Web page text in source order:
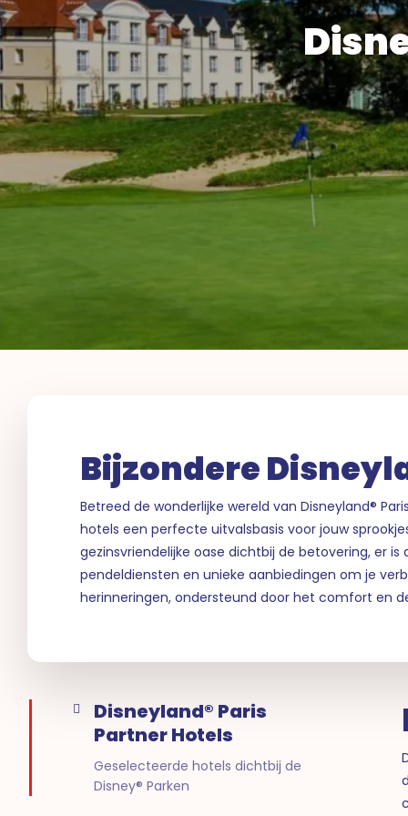
Bijzondere
Betreed de wonderlijke wereld van Disneyland®
hotels een perfecte uitvalsbasis voor jouw
gezinsvriendelijke oase dichtbij de betovering, er
pendeldiensten en unieke aanbiedingen om je
herinneringen, ondersteund door het comfort en
Disneyland® Paris
Partner Hotels
Geselecteerde hotels dichtbij de
Disney® Parken